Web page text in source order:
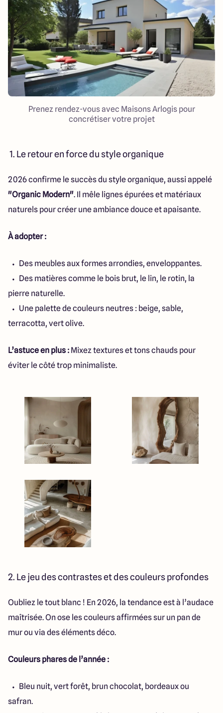
Prenez rendez-vous avec Maisons Arlogis pour
concrétiser votre projet
1. Le retour en force du style organique
2026 confirme le succès du style organique, aussi appelé
"Organic Modern". Il mêle lignes épurées et matériaux
naturels pour créer une ambiance douce et apaisante.
À adopter :
Des meubles aux formes arrondies, enveloppantes.
Des matières comme le bois brut, le lin, le rotin, la
pierre naturelle.
Une palette de couleurs neutres : beige, sable,
terracotta, vert olive.
L’astuce en plus : Mixez textures et tons chauds pour
éviter le côté trop minimaliste.
2. Le jeu des contrastes et des couleurs profondes
Oubliez le tout blanc ! En 2026, la tendance est à l’audace
maîtrisée. On ose les couleurs affirmées sur un pan de
mur ou via des éléments déco.
Couleurs phares de l’année :
Bleu nuit, vert forêt, brun chocolat, bordeaux ou
safran.